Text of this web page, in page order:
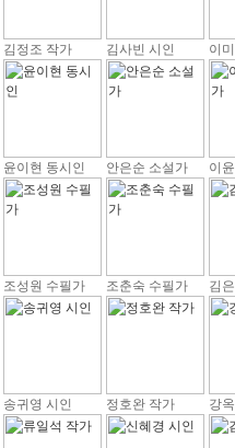
김정조 작가 김사빈 시인 이
윤이현 동시인 안은순 소설가 이
조성원 수필가 조춘숙 수필가 김
송귀영 시인 정호완 작가 강